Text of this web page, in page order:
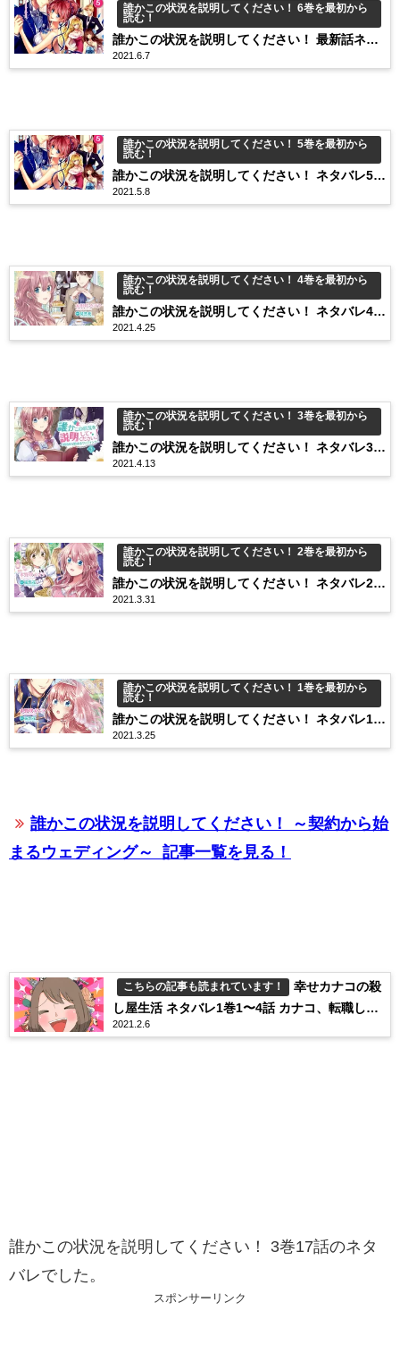
誰かこの状況を説明してください！ 6巻を最初から
読む！
誰かこの状況を説明してください！ 最新話ネタ
バレ6巻33話 新婚旅行なのに、塩対応ヴィオ
2021.6.7
誰かこの状況を説明してください！ 5巻を最初から
読む！
誰かこの状況を説明してください！ ネタバレ5巻
27話 戦争勝利！旦那様のご帰還です…！
2021.5.8
誰かこの状況を説明してください！ 4巻を最初から
読む！
誰かこの状況を説明してください！ ネタバレ4巻
21話 二人でデート仕切り直しです！
2021.4.25
誰かこの状況を説明してください！ 3巻を最初から
読む！
誰かこの状況を説明してください！ ネタバレ3巻
15話 ヴィオラ、久しぶりに実家帰ります。
2021.4.13
誰かこの状況を説明してください！ 2巻を最初から
読む！
誰かこの状況を説明してください！ ネタバレ2巻
8話 倒れたヴィオラをお姫様抱っこ…！
2021.3.31
誰かこの状況を説明してください！ 1巻を最初から
読む！
誰かこの状況を説明してください！ ネタバレ1巻
1話 こんな結婚アリですか？！
2021.3.25
誰かこの状況を説明してください！ ～契約から始
まるウェディング～
記事一覧を見る！
こちらの記事も読まれています！
幸せカナコの殺
し屋生活 ネタバレ1巻1〜4話 カナコ、転職しま
す！！
2021.2.6
誰かこの状況を説明してください！ 3巻17話のネタ
バレでした。
スポンサーリンク